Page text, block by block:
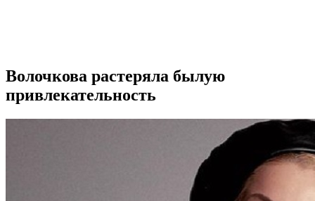
Волочкова растеряла былую
привлекательность